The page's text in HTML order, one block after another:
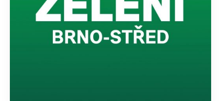
Podpořte nás